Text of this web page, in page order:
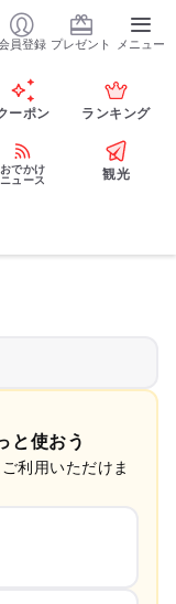
員登録 プレゼント メニュー
ーポン ランキング
おでかけ
ニュース
観光
と使おう
利用いただけま